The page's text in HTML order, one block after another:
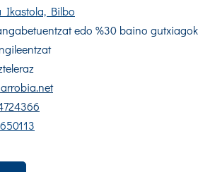
Ikastola, Bilbo
edo %30 baino